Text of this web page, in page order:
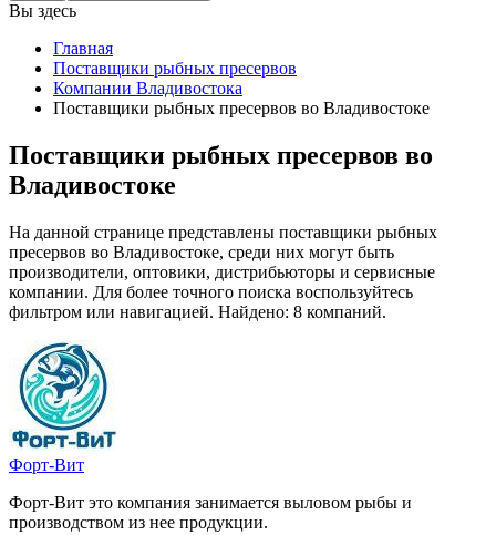
Вы здесь
Главная
Поставщики рыбных пресервов
Компании Владивостока
Поставщики рыбных пресервов во Владивостоке
Поставщики рыбных пресервов во
Владивостоке
На данной странице представлены поставщики рыбных
пресервов во Владивостоке, среди них могут быть
производители, оптовики, дистрибьюторы и сервисные
компании. Для более точного поиска воспользуйтесь
фильтром или навигацией. Найдено: 8 компаний.
Форт-Вит
Форт-Вит это компания занимается выловом рыбы и
производством из нее продукции.